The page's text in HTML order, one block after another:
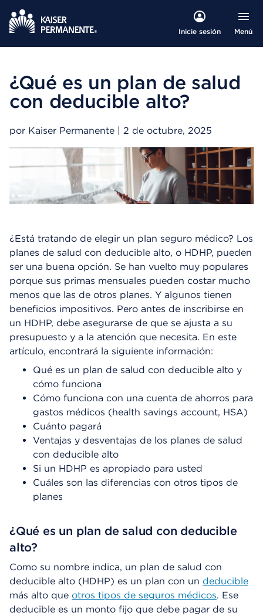
Inicie sesión Menú
¿Qué es un plan de salud
con deducible alto?
por Kaiser Permanente | 2 de octubre, 2025
¿Está tratando de elegir un plan seguro médico? Los
planes de salud con deducible alto, o HDHP, pueden
ser una buena opción. Se han vuelto muy populares
porque sus primas mensuales pueden costar mucho
menos que las de otros planes. Y algunos tienen
beneficios impositivos. Pero antes de inscribirse en
un HDHP, debe asegurarse de que se ajusta a su
presupuesto y a la atención que necesita. En este
artículo, encontrará la siguiente información:
Qué es un plan de salud con deducible alto y
cómo funciona
Cómo funciona con una cuenta de ahorros para
gastos médicos (health savings account, HSA)
Cuánto pagará
Ventajas y desventajas de los planes de salud
con deducible alto
Si un HDHP es apropiado para usted
Cuáles son las diferencias con otros tipos de
planes
¿Qué es un plan de salud con deducible
alto?
Como su nombre indica, un plan de salud con
deducible alto (HDHP) es un plan con un deducible
más alto que otros tipos de seguros médicos. Ese
deducible es un monto fijo que debe pagar de su